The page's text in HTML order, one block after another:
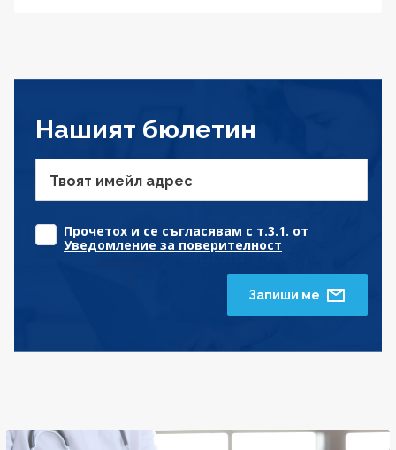
Нашият бюлетин
Твоят имейл адрес
Прочетох и се съгласявам с т.3.1. от
Уведомление за поверителност
Запиши ме